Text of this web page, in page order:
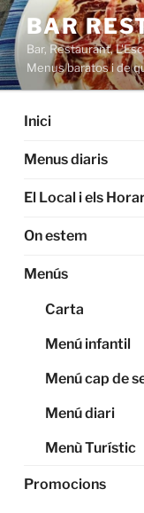
Saltar
al
contenido
BAR
Bar, Restaurant,
Menus baratos i de
Inici
Menus diaris
El Local i els
On estem
Menús
Carta
Menú infantil
Menú cap de
Menú diari
Menù Turístic
Promocions